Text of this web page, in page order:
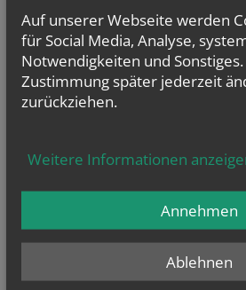
WIR TUN GUT
weiterlesen...
Auf unserer Webseite werden
für Social Media, Analyse,
Notwendigkeiten und
Zustimmung später jederzeit
zurückziehen.
Weitere Informationen
Ablehnen
Annehmen